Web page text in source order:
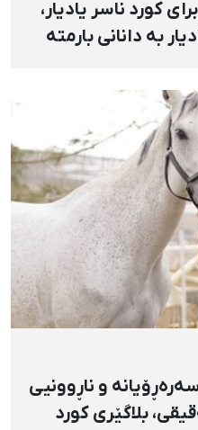
کورد ناسر یادیار،
بە دانانی بارمتە
و ناڕوونیی
کورد